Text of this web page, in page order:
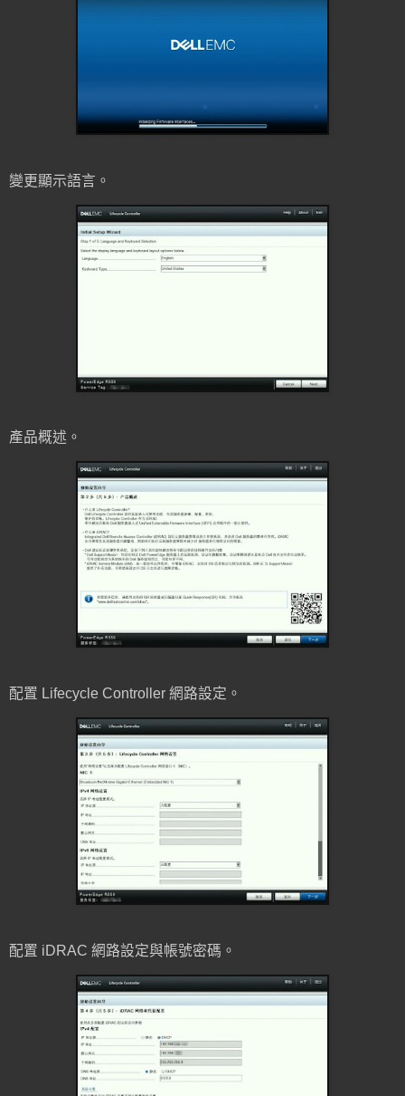
變更顯示語言。
產品概述。
配置 Lifecycle Controller 網路設定。
配置 iDRAC 網路設定與帳號密碼。